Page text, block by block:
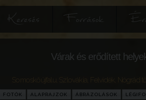
Keresés Források
Várak és erődített
Somoskőújfalu Szlovákia Nógrád
FOTÓK ALAPRAJZOK ÁBRÁZOLÁSOK